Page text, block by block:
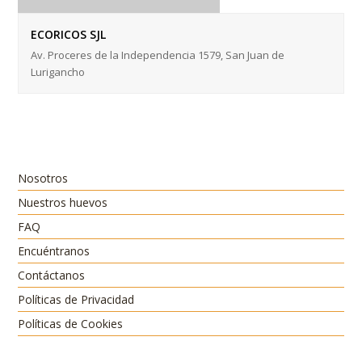
ECORICOS SJL
Av. Proceres de la Independencia 1579, San Juan de
Lurigancho
Nosotros
Nuestros huevos
FAQ
Encuéntranos
Contáctanos
Políticas de Privacidad
Políticas de Cookies